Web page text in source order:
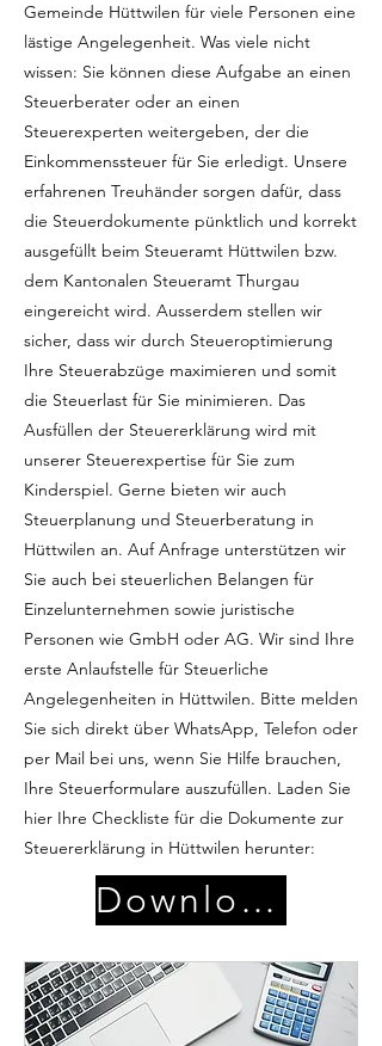
Gemeinde Hüttwilen für viele Personen eine
lästige Angelegenheit. Was viele nicht
wissen: Sie können diese Aufgabe an einen
Steuerberater oder an einen
Steuerexperten weitergeben, der die
Einkommenssteuer für Sie erledigt. Unsere
erfahrenen Treuhänder sorgen dafür, dass
die Steuerdokumente pünktlich und korrekt
ausgefüllt beim Steueramt Hüttwilen bzw.
dem Kantonalen Steueramt Thurgau
eingereicht wird. Ausserdem stellen wir
sicher, dass wir durch Steueroptimierung
Ihre Steuerabzüge maximieren und somit
die Steuerlast für Sie minimieren. Das
Ausfüllen der Steuererklärung wird mit
unserer Steuerexpertise für Sie zum
Kinderspiel. Gerne bieten wir auch
Steuerplanung und Steuerberatung in
Hüttwilen an. Auf Anfrage unterstützen wir
Sie auch bei steuerlichen Belangen für
Einzelunternehmen sowie juristische
Personen wie GmbH oder AG. Wir sind Ihre
erste Anlaufstelle für Steuerliche
Angelegenheiten in Hüttwilen. Bitte melden
Sie sich direkt über WhatsApp, Telefon oder
per Mail bei uns, wenn Sie Hilfe brauchen,
Ihre Steuerformulare auszufüllen. Laden Sie
hier Ihre Checkliste für die Dokumente zur
Steuererklärung in Hüttwilen herunter:
Download